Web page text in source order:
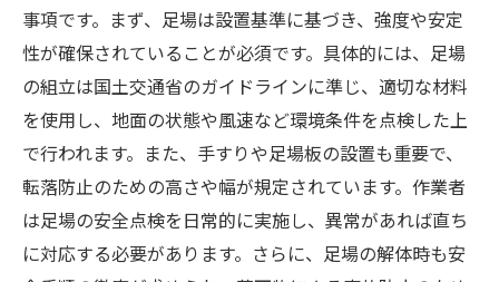
事項です。まず、足場は設置基準に基づき、強度や安定
性が確保されていることが必須です。具体的には、足場
の組立は国土交通省のガイドラインに準じ、適切な材料
を使用し、地面の状態や風速など環境条件を点検した上
で行われます。また、手すりや足場板の設置も重要で、
転落防止のための高さや幅が規定されています。作業者
は足場の安全点検を日常的に実施し、異常があれば直ち
に対応する必要があります。さらに、足場の解体時も安